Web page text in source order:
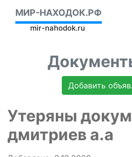
МИР-НАХОДОК.РФ
mir-nahodok.ru
Добавить
Утеряны
дмитриев а.а